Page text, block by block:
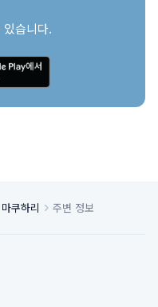
습니다.
쿠하리 주변 정보